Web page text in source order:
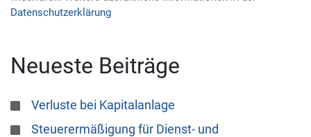
Datenschutzerklärung
Neueste Beiträge
Verluste bei Kapitalanlage
Steuerermäßigung für Dienst- und